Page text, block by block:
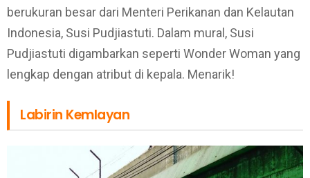
berukuran besar dari Menteri Perikanan dan Kelautan
Indonesia, Susi Pudjiastuti. Dalam mural, Susi
Pudjiastuti digambarkan seperti Wonder Woman yang
lengkap dengan atribut di kepala. Menarik!
Labirin Kemlayan